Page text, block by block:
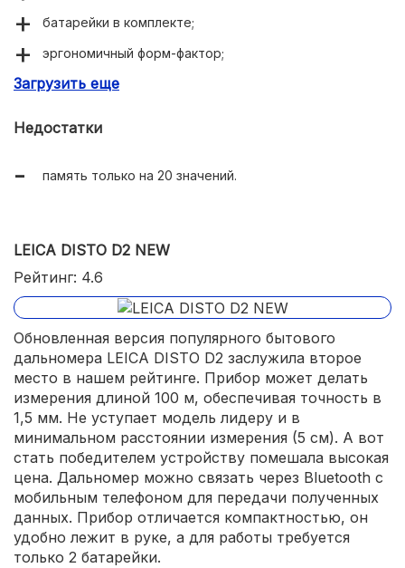
батарейки в комплекте;
эргономичный форм-фактор;
высокая точность 1.5 мм.
Загрузить еще
Недостатки
память только на 20 значений.
LEICA DISTO D2 NEW
Рейтинг: 4.6
Обновленная версия популярного бытового
дальномера LEICA DISTO D2 заслужила второе
место в нашем рейтинге. Прибор может делать
измерения длиной 100 м, обеспечивая точность в
1,5 мм. Не уступает модель лидеру и в
минимальном расстоянии измерения (5 см). А вот
стать победителем устройству помешала высокая
цена. Дальномер можно связать через Bluetooth с
мобильным телефоном для передачи полученных
данных. Прибор отличается компактностью, он
удобно лежит в руке, а для работы требуется
только 2 батарейки.